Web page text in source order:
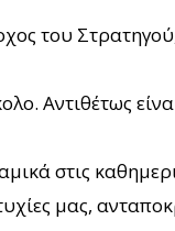
του
Αντιθέτως
στις
μας,